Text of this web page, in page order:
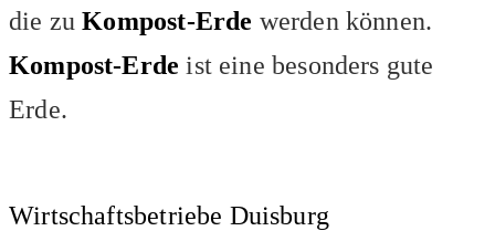
die zuKompost-Erde werden können.
Kompost-Erde ist eine besonders gute
Erde.
Wirtschaftsbetriebe Duisburg